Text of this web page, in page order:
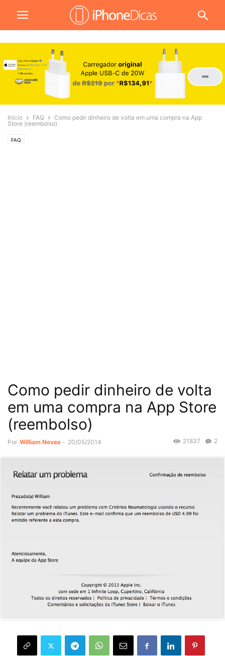
Início FAQ
Como pedir dinheiro de volta em uma compra na App
Store (reembolso)
FAQ
Como pedir dinheiro de volta
em uma compra na App Store
(reembolso)
Por William Neves - 20/05/2014 2
21837